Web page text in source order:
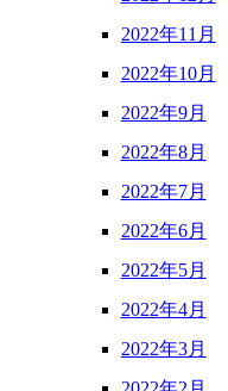
2022年11月
2022年10月
2022年9月
2022年8月
2022年7月
2022年6月
2022年5月
2022年4月
2022年3月